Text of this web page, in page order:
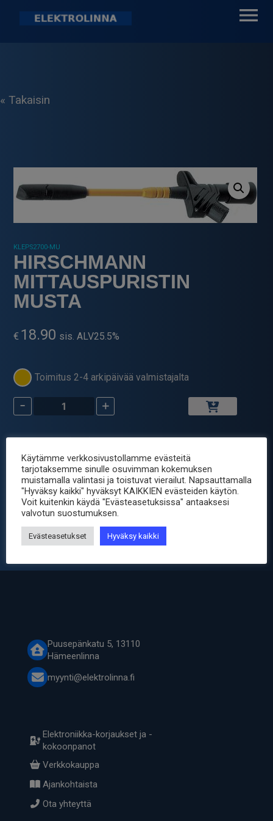
« Takaisin
KLEPS2700-MU
HIRSCHMANN
MITTAUSPURISTIN
MUSTA
€ 18.90 sis. ALV25.5%
Toimitus 2-4 arkipäivää valmistajalta
-
HIRSCHMANN
MITTAUSPURISTIN
+
Osastot:Mittaus - Testaus,Mittauspäät,
Mittaustarvikkeet
Avainsana tuotteellemittari
Tuotetiedot
Puusepänkatu 5, 13110
Hämeenlinna
myynti@elektrolinna.fi
Elektroniikka-korjaukset ja -
kokoonpanot
Verkkokauppa
Ajankohtaista
Ota yhteyttä
Käytämme verkkosivustollamme evästeitä
tarjotaksemme sinulle osuvimman kokemuksen
muistamalla valintasi ja toistuvat vierailut. Napsauttamalla
"Hyväksy kaikki" hyväksyt KAIKKIEN evästeiden käytön.
Voit kuitenkin käydä "Evästeasetuksissa" antaaksesi
valvotun suostumuksen.
Evästeasetukset Hyväksy kaikki